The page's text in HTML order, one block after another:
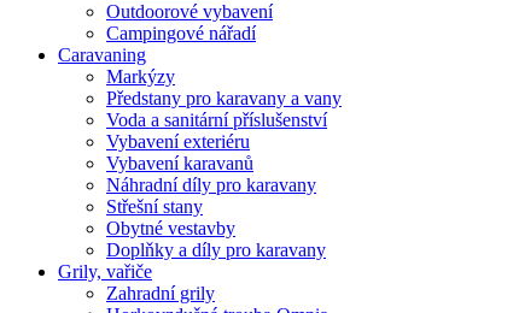
Outdoorové vybavení
Campingové nářadí
Caravaning
Markýzy
Předstany pro karavany a vany
Voda a sanitární příslušenství
Vybavení exteriéru
Vybavení karavanů
Náhradní díly pro karavany
Střešní stany
Obytné vestavby
Doplňky a díly pro karavany
Grily, vařiče
Zahradní grily